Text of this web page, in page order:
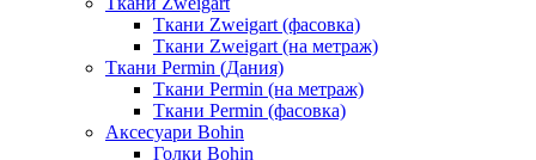
Ткани Zweigart (фасовка)
Ткани Zweigart (на метраж)
Ткани Permin (Дания)
Ткани Permin (на метраж)
Ткани Permin (фасовка)
Аксесуари Bohin
Голки Bohin